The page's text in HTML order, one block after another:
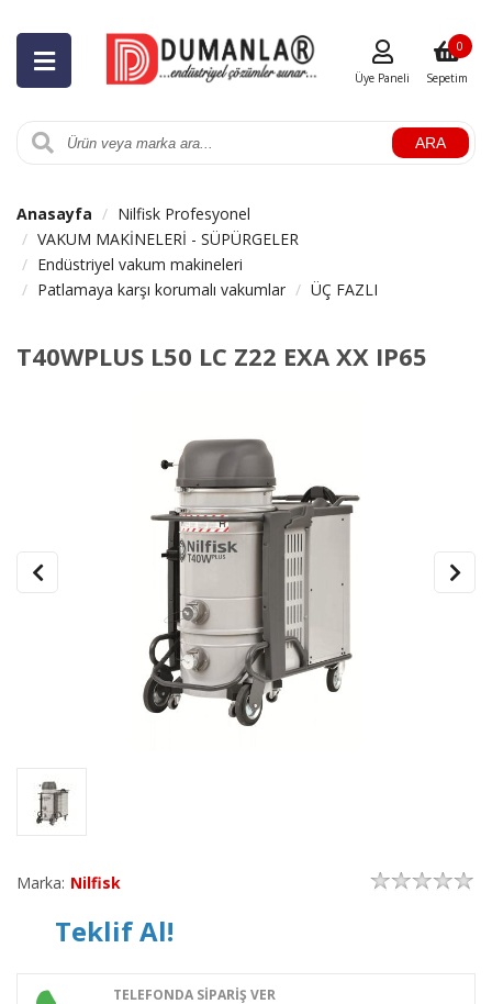
ARA
Üye Paneli Sepetim
0
Anasayfa
Nilfisk Profesyonel
VAKUM MAKİNELERİ - SÜPÜRGELER
Endüstriyel vakum makineleri
Patlamaya karşı korumalı vakumlar
ÜÇ FAZLI
T40WPLUS L50 LC Z22 EXA XX IP65
Marka: Nilfisk
Teklif Al!
TELEFONDA SİPARİŞ VER